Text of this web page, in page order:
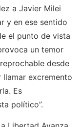
a Javier Milei
y en ese sentido
el punto de vista
un temor
desde
excremento
Es
político”.